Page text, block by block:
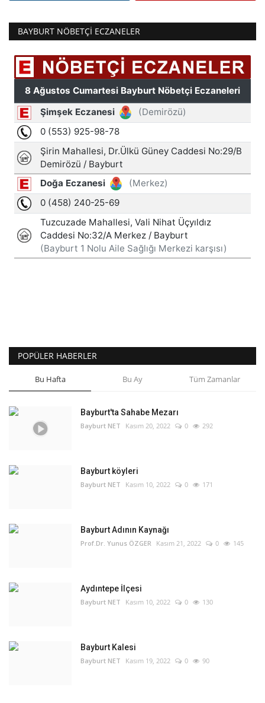
BAYBURT NÖBETÇI ECZANELER
POPÜLER HABERLER
Bu Hafta Bu Ay Tüm Zamanlar
Bayburt'ta Sahabe Mezarı
Bayburt NET Kasım 20, 2022 0 292
Bayburt köyleri
Bayburt NET Kasım 10, 2022 0 171
Bayburt Adının Kaynağı
Prof.Dr. Yunus ÖZGER Kasım 21, 2022 0 145
Aydıntepe İlçesi
Bayburt NET Kasım 10, 2022 0 130
Bayburt Kalesi
Bayburt NET Kasım 19, 2022 0 90